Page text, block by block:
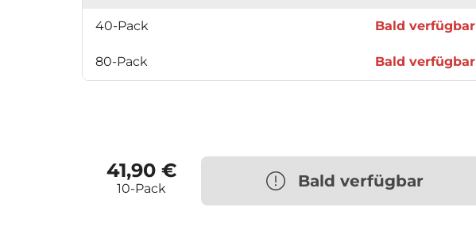
40-Pack Bald verfügbar
80-Pack Bald verfügbar
41,90 €
10-Pack Bald verfügbar